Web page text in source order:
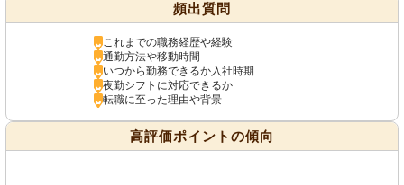
頻出質問
これまでの職務経歴や経験
通勤方法や移動時間
いつから勤務できるか入社時期
夜勤シフトに対応できるか
転職に至った理由や背景
高評価ポイントの傾向